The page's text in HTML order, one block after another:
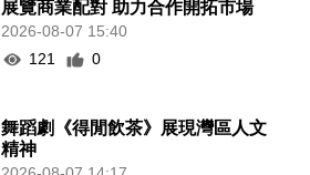
展覽商業配對 助力合作開拓市場
2026-08-07 15:40
121
0
舞蹈劇《得閒飲茶》展現灣區人文
精神